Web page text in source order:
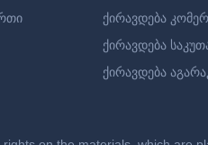
ქირავდება
ქირავდება
ქირავდება